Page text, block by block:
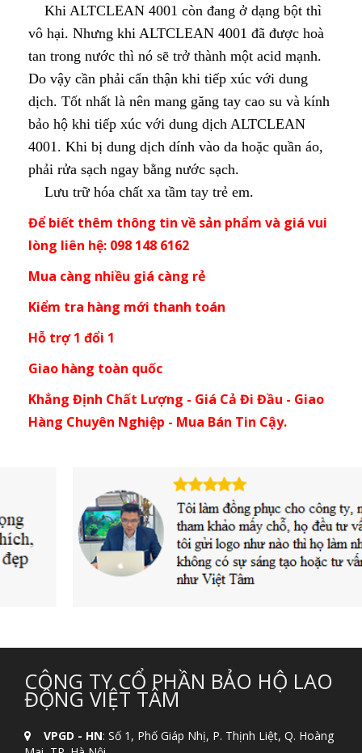
Khi ALTCLEAN 4001 còn đang ở dạng bột thì
vô hại. Nhưng khi ALTCLEAN 4001 đã được hoà
tan trong nước thì nó sẽ trở thành một acid mạnh.
Do vậy cần phải cẩn thận khi tiếp xúc với dung
dịch. Tốt nhất là nên mang găng tay cao su và kính
bảo hộ khi tiếp xúc với dung dịch ALTCLEAN
4001. Khi bị dung dịch dính vào da hoặc quần áo,
phải rửa sạch ngay bằng nước sạch.
Lưu trữ hóa chất xa tầm tay trẻ em.
Để biết thêm thông tin về sản phẩm và giá vui
lòng liên hệ: 098 148 6162
Mua càng nhiều giá càng rẻ
Kiểm tra hàng mới thanh toán
Hỗ trợ 1 đổi 1
Giao hàng toàn quốc
Khẳng Định Chất Lượng - Giá Cả Đi Đầu - Giao
Hàng Chuyên Nghiệp - Mua Bán Tin Cậy.
CÔNG TY CỔ PHẦN BẢO HỘ LAO
ĐỘNG VIỆT TÂM
VPGD - HN: Số 1, Phố Giáp Nhị, P. Thịnh Liệt, Q. Hoàng